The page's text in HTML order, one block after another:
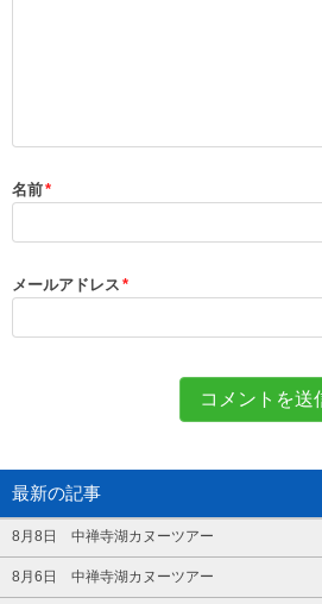
名前*
メールアドレス *
最新の記事
8月8日 中禅寺湖カヌーツアー
8月6日 中禅寺湖カヌーツアー